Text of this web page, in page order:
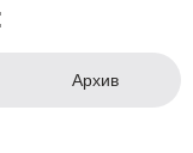
Архив